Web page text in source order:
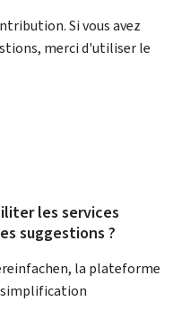
Si vous avez
merci d'utiliser le
les services
suggestions ?
la plateforme
simplification